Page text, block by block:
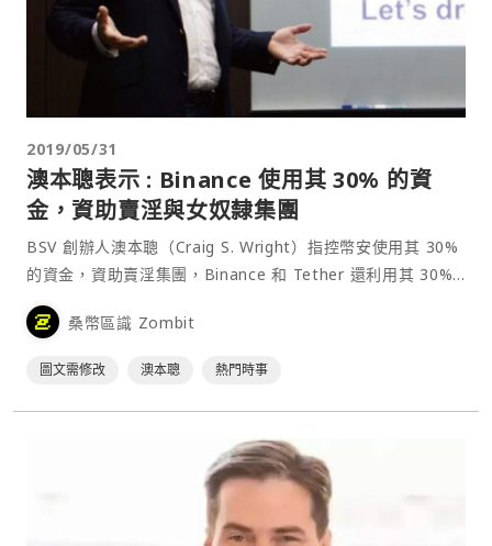
2019/05/31
澳本聰表示 : Binance 使用其 30% 的資
金，資助賣淫與女奴隸集團
BSV 創辦人澳本聰（Craig S. Wright）指控幣安使用其 30%
的資金，資助賣淫集團，Binance 和 Tether 還利用其 30%
的資金，為非法女奴隸集團提供金援資助。 本周 5/29 BSV
市價從 120 美元上漲至最高⋯
桑幣區識 Zombit
圖文需修改 澳本聰 熱門時事